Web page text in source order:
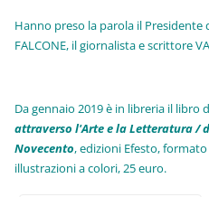
Hanno preso la parola il Presidente
FALCONE, il giornalista e scrittore
Da gennaio 2019 è in libreria il libro
attraverso l'Arte e la Letteratura /
Novecento, edizioni Efesto,
illustrazioni a colori, 25 euro.